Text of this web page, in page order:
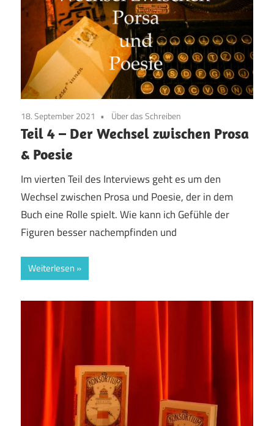
18. September 2021 Über das Schreiben
Teil 4 – Der Wechsel zwischen Prosa
& Poesie
Im vierten Teil des Interviews geht es um den
Wechsel zwischen Prosa und Poesie, der in dem
Buch eine Rolle spielt. Wie kann ich Gefühle der
Figuren besser nachempfinden und
Weiterlesen